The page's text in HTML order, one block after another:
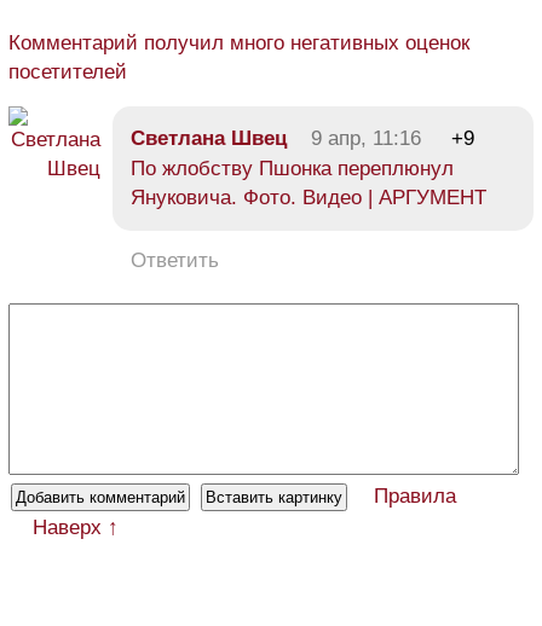
Комментарий получил много негативных оценок
посетителей
Светлана Швец 9 апр, 11:16
+9
По жлобству Пшонка переплюнул
Януковича. Фото. Видео | АРГУМЕНТ
Ответить
Правила
Наверх ↑